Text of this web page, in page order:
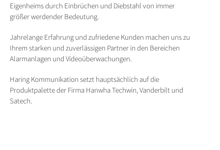
Eigenheims durch Einbrüchen und Diebstahl von immer
größer werdender Bedeutung.
Jahrelange Erfahrung und zufriedene Kunden machen uns zu
Ihrem starken und zuverlässigen Partner in den Bereichen
Alarmanlagen und Videoüberwachungen.
Haring Kommunikation setzt hauptsächlich auf die
Produktpalette der Firma Hanwha Techwin, Vanderbilt und
Satech.